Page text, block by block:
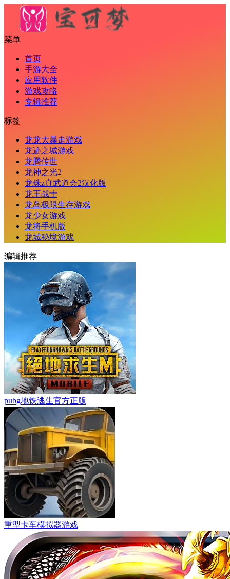
菜单
首页
手游大全
应用软件
游戏攻略
专辑推荐
标签
龙龙大暴走游戏
龙迹之城游戏
龙腾传世
龙神之光2
龙珠z真武道会2汉化版
龙王战士
龙岛极限生存游戏
龙少女游戏
龙将手机版
龙城秘境游戏
编辑推荐
pubg地铁逃生官方正版
重型卡车模拟器游戏